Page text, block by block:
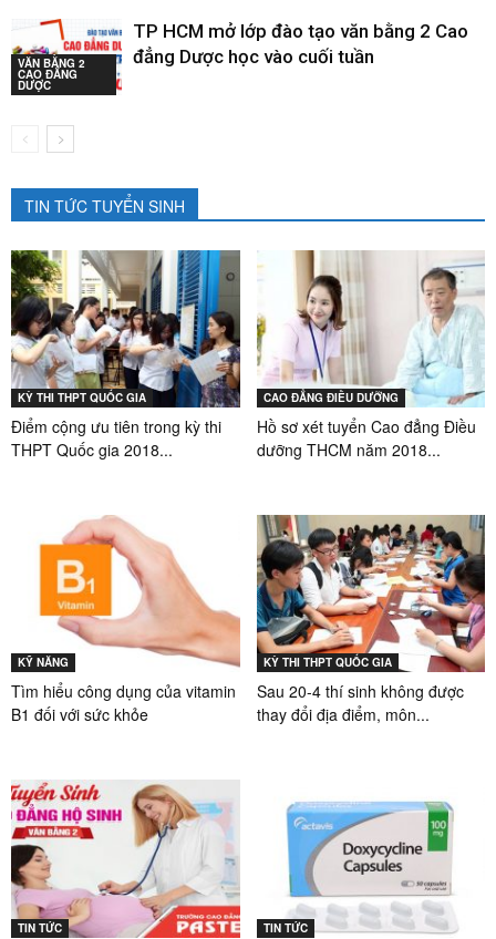
VĂN BẰNG 2
CAO ĐẲNG
DƯỢC
TP HCM mở lớp đào tạo văn bằng 2 Cao
đẳng Dược học vào cuối tuần
TIN TỨC TUYỂN SINH
KỲ THI THPT QUỐC GIA
Điểm cộng ưu tiên trong kỳ thi
THPT Quốc gia 2018...
CAO ĐẲNG ĐIỀU DƯỠNG
Hồ sơ xét tuyển Cao đẳng Điều
dưỡng THCM năm 2018...
KỸ NĂNG
Tìm hiểu công dụng của vitamin
B1 đối với sức khỏe
KỲ THI THPT QUỐC GIA
Sau 20-4 thí sinh không được
thay đổi địa điểm, môn...
TIN TỨC TIN TỨC